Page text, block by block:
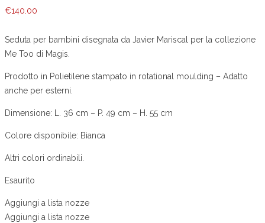
€140.00
Seduta per bambini disegnata da Javier Mariscal per la collezione
Me Too di Magis.
Prodotto in Polietilene stampato in rotational moulding – Adatto
anche per esterni.
Dimensione: L. 36 cm – P. 49 cm – H. 55 cm
Colore disponibile: Bianca
Altri colori ordinabili.
Esaurito
Aggiungi a lista nozze
Aggiungi a lista nozze